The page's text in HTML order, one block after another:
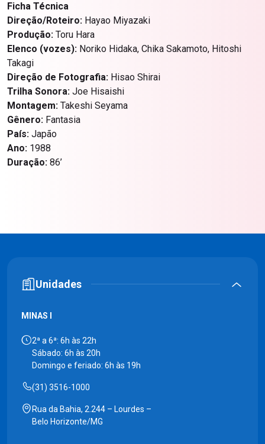
Ficha Técnica
Direção/Roteiro: Hayao Miyazaki
Produção: Toru Hara
Elenco (vozes): Noriko Hidaka, Chika Sakamoto, Hitoshi
Takagi
Direção de Fotografia: Hisao Shirai
Trilha Sonora: Joe Hisaishi
Montagem: Takeshi Seyama
Gênero: Fantasia
País: Japão
Ano: 1988
Duração: 86’
Unidades
MINAS I
2ª a 6ª: 6h às 22h
Sábado: 6h às 20h
Domingo e feriado: 6h às 19h
(31) 3516-1000
Rua da Bahia, 2.244 – Lourdes –
Belo Horizonte/MG